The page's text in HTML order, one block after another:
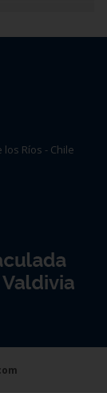
Ríos - Chile